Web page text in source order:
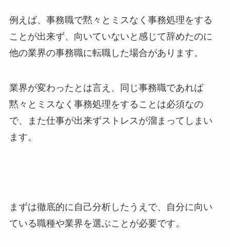
例えば、事務職で黙々とミスなく事務処理をする
ことが出来ず、向いていないと感じて辞めたのに
他の業界の事務職に転職した場合があります。
業界が変わったとは言え、同じ事務職であれば
黙々とミスなく事務処理をすることは必須なの
で、また仕事が出来ずストレスが溜まってしまい
ます。
まずは徹底的に自己分析したうえで、自分に向い
ている職種や業界を選ぶことが必要です。